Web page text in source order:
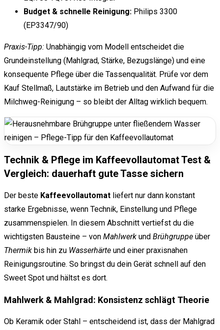
Budget & schnelle Reinigung: Philips 3300
(EP3347/90)
Praxis-Tipp: Unabhängig vom Modell entscheidet die
Grundeinstellung (Mahlgrad, Stärke, Bezugslänge) und eine
konsequente Pflege über die Tassenqualität. Prüfe vor dem
Kauf Stellmaß, Lautstärke im Betrieb und den Aufwand für die
Milchweg-Reinigung – so bleibt der Alltag wirklich bequem.
Technik & Pflege im Kaffeevollautomat Test &
Vergleich: dauerhaft gute Tasse sichern
Der beste Kaffeevollautomat liefert nur dann konstant
starke Ergebnisse, wenn Technik, Einstellung und Pflege
zusammenspielen. In diesem Abschnitt vertiefst du die
wichtigsten Bausteine – von Mahlwerk und Brühgruppe über
Thermik bis hin zu Wasserhärte und einer praxisnahen
Reinigungsroutine. So bringst du dein Gerät schnell auf den
Sweet Spot und hältst es dort.
Mahlwerk & Mahlgrad: Konsistenz schlägt Theorie
Ob Keramik oder Stahl – entscheidend ist, dass der Mahlgrad